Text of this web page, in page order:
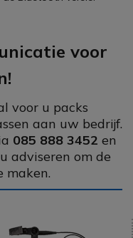
voor
voor u packs
aan uw bedrijf.
085 888 3452 en
adviseren om de
maken.